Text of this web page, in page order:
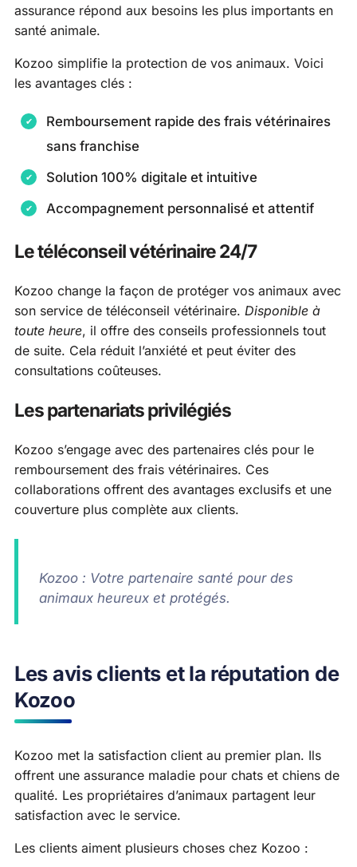
assurance répond aux besoins les plus importants en
santé animale.
Kozoo simplifie la protection de vos animaux. Voici
les avantages clés :
Remboursement rapide des frais vétérinaires
sans franchise
Solution 100% digitale et intuitive
Accompagnement personnalisé et attentif
Le téléconseil vétérinaire 24/7
Kozoo change la façon de protéger vos animaux avec
son service de téléconseil vétérinaire. Disponible à
toute heure, il offre des conseils professionnels tout
de suite. Cela réduit l’anxiété et peut éviter des
consultations coûteuses.
Les partenariats privilégiés
Kozoo s’engage avec des partenaires clés pour le
remboursement des frais vétérinaires. Ces
collaborations offrent des avantages exclusifs et une
couverture plus complète aux clients.
Kozoo : Votre partenaire santé pour des
animaux heureux et protégés.
Les avis clients et la réputation de
Kozoo
Kozoo met la satisfaction client au premier plan. Ils
offrent une assurance maladie pour chats et chiens de
qualité. Les propriétaires d’animaux partagent leur
satisfaction avec le service.
Les clients aiment plusieurs choses chez Kozoo :